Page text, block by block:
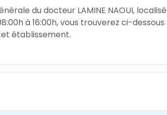
du docteur LAMINE NAOUI,
à 16:00h, vous trouverez ci-
établissement.